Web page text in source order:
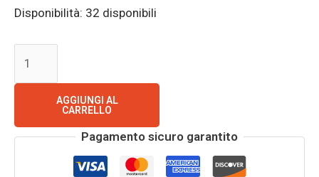
Disponibilità: 32 disponibili
AGGIUNGI AL
CARRELLO
Pagamento sicuro garantito